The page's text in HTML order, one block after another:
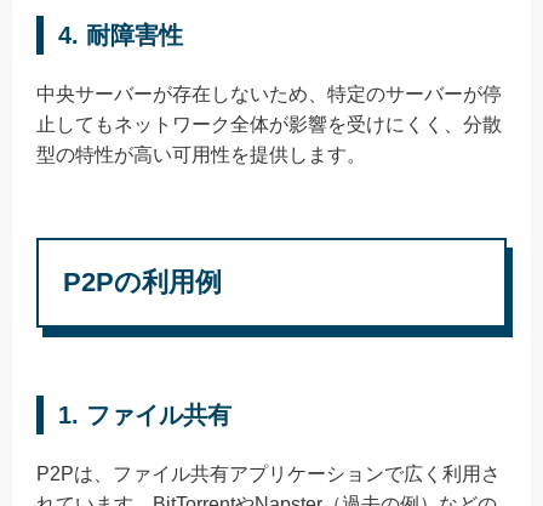
4. 耐障害性
中央サーバーが存在しないため、特定のサーバーが停
止してもネットワーク全体が影響を受けにくく、分散
型の特性が高い可用性を提供します。
P2Pの利用例
1. ファイル共有
P2Pは、ファイル共有アプリケーションで広く利用さ